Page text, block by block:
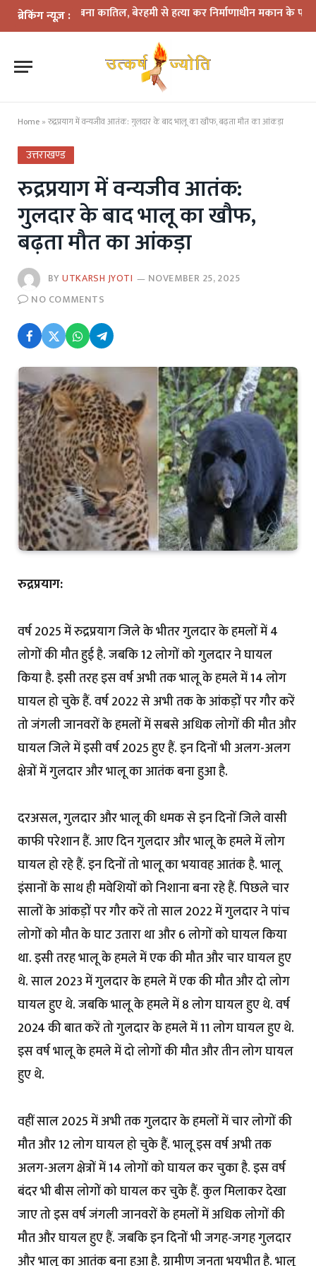
ब्रेकिंग न्यूज़ :
दोस्त बना कातिल, बेरहमी से हत्या कर निर्माणाधीन मकान के पास फेंका शव
Home » रुद्रप्रयाग में वन्यजीव आतंक: गुलदार के बाद भालू का खौफ, बढ़ता मौत का आंकड़ा
उत्तराखण्ड
रुद्रप्रयाग में वन्यजीव आतंक:
गुलदार के बाद भालू का खौफ,
बढ़ता मौत का आंकड़ा
BYUTKARSH JYOTI
NOVEMBER 25, 2025
NO COMMENTS
रुद्रप्रयाग:
वर्ष 2025 में रुद्रप्रयाग जिले के भीतर गुलदार के हमलों में 4
लोगों की मौत हुई है. जबकि 12 लोगों को गुलदार ने घायल
किया है. इसी तरह इस वर्ष अभी तक भालू के हमले में 14 लोग
घायल हो चुके हैं. वर्ष 2022 से अभी तक के आंकड़ों पर गौर करें
तो जंगली जानवरों के हमलों में सबसे अधिक लोगों की मौत और
घायल जिले में इसी वर्ष 2025 हुए हैं. इन दिनों भी अलग-अलग
क्षेत्रों में गुलदार और भालू का आतंक बना हुआ है.
दरअसल, गुलदार और भालू की धमक से इन दिनों जिले वासी
काफी परेशान हैं. आए दिन गुलदार और भालू के हमले में लोग
घायल हो रहे हैं. इन दिनों तो भालू का भयावह आतंक है. भालू
इंसानों के साथ ही मवेशियों को निशाना बना रहे हैं. पिछले चार
सालों के आंकड़ों पर गौर करें तो साल 2022 में गुलदार ने पांच
लोगों को मौत के घाट उतारा था और 6 लोगों को घायल किया
था. इसी तरह भालू के हमले में एक की मौत और चार घायल हुए
थे. साल 2023 में गुलदार के हमले में एक की मौत और दो लोग
घायल हुए थे. जबकि भालू के हमले में 8 लोग घायल हुए थे. वर्ष
2024 की बात करें तो गुलदार के हमले में 11 लोग घायल हुए थे.
इस वर्ष भालू के हमले में दो लोगों की मौत और तीन लोग घायल
हुए थे.
वहीं साल 2025 में अभी तक गुलदार के हमलों में चार लोगों की
मौत और 12 लोग घायल हो चुके हैं. भालू इस वर्ष अभी तक
अलग-अलग क्षेत्रों में 14 लोगों को घायल कर चुका है. इस वर्ष
बंदर भी बीस लोगों को घायल कर चुके हैं. कुल मिलाकर देखा
जाए तो इस वर्ष जंगली जानवरों के हमलों में अधिक लोगों की
मौत और घायल हुए हैं. जबकि इन दिनों भी जगह-जगह गुलदार